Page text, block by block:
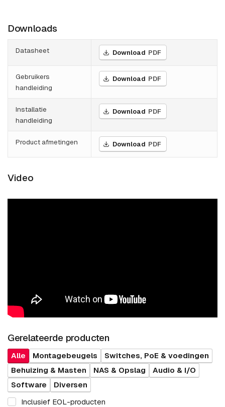
Downloads
Datasheet Download PDF
Gebruikers
handleiding
Download PDF
Installatie
handleiding
Download PDF
Product afmetingen Download PDF
Video
Gerelateerde producten
Alle Montagebeugels
Switches, PoE & voedingen
Behuizing & Masten
NAS & Opslag
Audio & I/O
Software
Diversen
Inclusief EOL-producten